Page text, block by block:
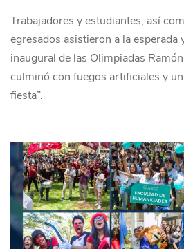
Trabajadores y estudiantes, así
egresados asistieron a la esperada
inaugural de las Olimpiadas
culminó con fuegos artificiales y
fiesta”.